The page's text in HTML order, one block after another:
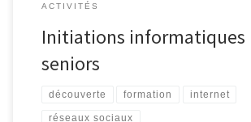
ACTIVITÉS
Initiations informatiques
seniors
découverte formation internet
réseaux sociaux